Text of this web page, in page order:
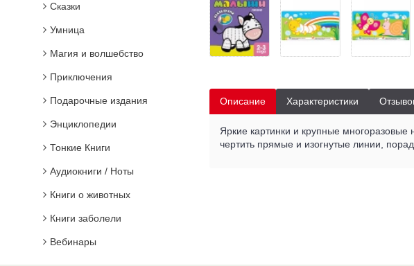
Сказки
Умница
Магия и волшебство
Приключения
Подарочные издания
Энциклопедии
Тонкие Книги
Аудиокниги / Ноты
Книги о животных
Книги заболели
Вебинары
Описание Характеристики
Яркие картинки и крупные
чертить прямые и изогнутые линии,